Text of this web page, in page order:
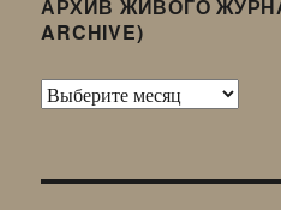
АРХИВ ЖИВОГО
ARCHIVE)
Архив